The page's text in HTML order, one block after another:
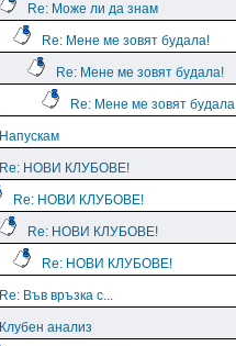
Re: Може ли да знам
Re: Мене ме зовят будала!
Re: Мене ме зовят будала!
Re: Мене ме зовят
Напускам
Re: НОВИ КЛУБОВЕ!
Re: НОВИ КЛУБОВЕ!
Re: НОВИ КЛУБОВЕ!
Re: НОВИ КЛУБОВЕ!
Re: Във връзка с...
Клубен анализ